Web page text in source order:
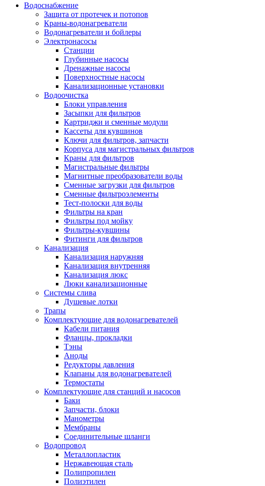
Водоснабжение
Защита от протечек и потопов
Краны-водонагреватели
Водонагреватели и бойлеры
Электронасосы
Станции
Глубинные насосы
Дренажные насосы
Поверхностные насосы
Канализационные установки
Водоочистка
Блоки управления
Засыпки для фильтров
Картриджи и сменные модули
Кассеты для кувшинов
Ключи для фильтров, запчасти
Корпуса для магистральных фильтров
Краны для фильтров
Магистральные фильтры
Магнитные преобразователи воды
Сменные загрузки для фильтров
Сменные фильтроэлементы
Тест-полоски для воды
Фильтры на кран
Фильтры под мойку
Фильтры-кувшины
Фитинги для фильтров
Канализация
Канализация наружняя
Канализация внутренняя
Канализация люкс
Люки канализационные
Системы слива
Душевые лотки
Трапы
Комплектующие для водонагревателей
Кабели питания
Фланцы, прокладки
Тэны
Аноды
Редукторы давления
Клапаны для водонагревателей
Термостаты
Комплектующие для станций и насосов
Баки
Запчасти, блоки
Манометры
Мембраны
Соединительные шланги
Водопровод
Металлопластик
Нержавеющая сталь
Полипропилен
Полиэтилен